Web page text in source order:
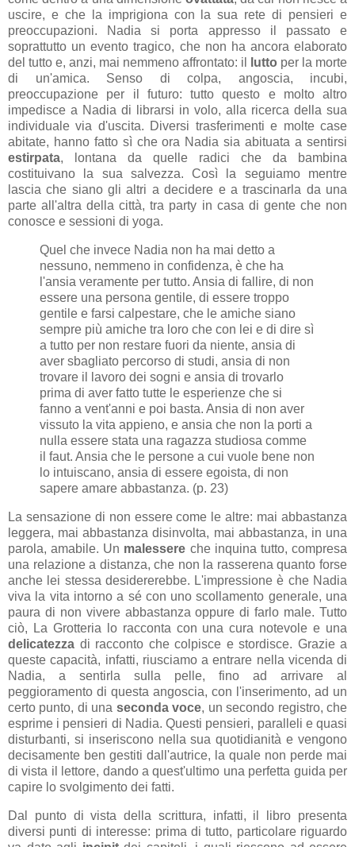
uscire, e che la imprigiona con la sua rete di pensieri e
preoccupazioni. Nadia si porta appresso il passato e
soprattutto un evento tragico, che non ha ancora elaborato
del tutto e, anzi, mai nemmeno affrontato: il
lutto per la morte
di un'amica. Senso di colpa, angoscia, incubi,
preoccupazione per il futuro: tutto questo e molto altro
impedisce a Nadia di librarsi in volo, alla ricerca della sua
individuale via d'uscita. Diversi trasferimenti e molte case
abitate, hanno fatto sì che ora Nadia sia abituata a sentirsi
estirpata, lontana da quelle radici che da bambina
costituivano la sua salvezza. Così la seguiamo mentre
lascia che siano gli altri a decidere e a trascinarla da una
parte all'altra della città, tra party in casa di gente che non
conosce e sessioni di yoga.
Quel che invece Nadia non ha mai detto a
nessuno, nemmeno in confidenza, è che ha
l'ansia veramente per tutto. Ansia di fallire, di non
essere una persona gentile, di essere troppo
gentile e farsi calpestare, che le amiche siano
sempre più amiche tra loro che con lei e di dire sì
a tutto per non restare fuori da niente, ansia di
aver sbagliato percorso di studi, ansia di non
trovare il lavoro dei sogni e ansia di trovarlo
prima di aver fatto tutte le esperienze che si
fanno a vent'anni e poi basta. Ansia di non aver
vissuto la vita appieno, e ansia che non la porti a
nulla essere stata una ragazza studiosa comme
il faut. Ansia che le persone a cui vuole bene non
lo intuiscano, ansia di essere egoista, di non
sapere amare abbastanza. (p. 23)
La sensazione di non essere come le altre: mai abbastanza
leggera, mai abbastanza disinvolta, mai abbastanza, in una
parola, amabile. Un malessere che inquina tutto, compresa
una relazione a distanza, che non la rasserena quanto forse
anche lei stessa desidererebbe. L'impressione è che Nadia
viva la vita intorno a sé con uno scollamento generale, una
paura di non vivere abbastanza oppure di farlo male. Tutto
ciò, La Grotteria lo racconta con una cura notevole e una
delicatezza di racconto che colpisce e stordisce. Grazie a
queste capacità, infatti, riusciamo a entrare nella vicenda di
Nadia, a sentirla sulla pelle, fino ad arrivare al
peggioramento di questa angoscia, con l'inserimento, ad un
certo punto, di una seconda voce, un secondo registro, che
esprime i pensieri di Nadia. Questi pensieri, paralleli e quasi
disturbanti, si inseriscono nella sua quotidianità e vengono
decisamente ben gestiti dall'autrice, la quale non perde mai
di vista il lettore, dando a quest'ultimo una perfetta guida per
capire lo svolgimento dei fatti.
Dal punto di vista della scrittura, infatti, il libro presenta
diversi punti di interesse: prima di tutto, particolare riguardo